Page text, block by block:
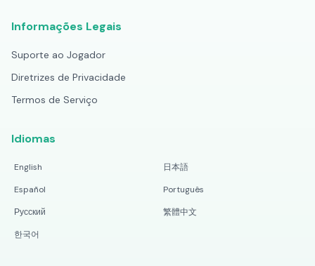
Informações Legais
Suporte ao Jogador
Diretrizes de Privacidade
Termos de Serviço
Idiomas
English
日本語
Español
Português
Русский
繁體中文
한국어